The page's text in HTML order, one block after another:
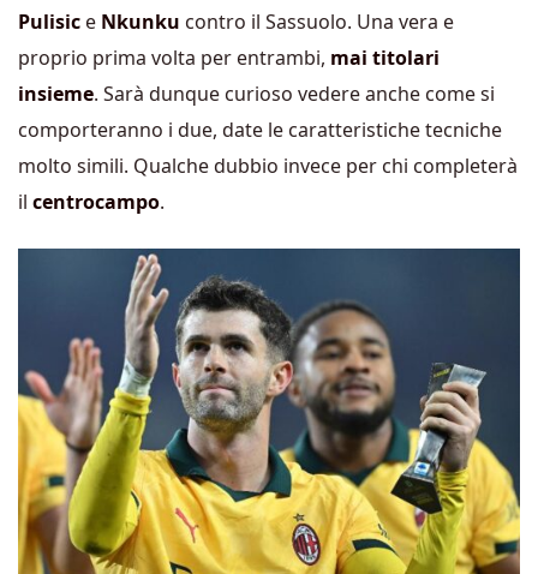
Pulisic e Nkunku contro il Sassuolo. Una vera e
proprio prima volta per entrambi, mai titolari
insieme. Sarà dunque curioso vedere anche come si
comporteranno i due, date le caratteristiche tecniche
molto simili. Qualche dubbio invece per chi completerà
il centrocampo.